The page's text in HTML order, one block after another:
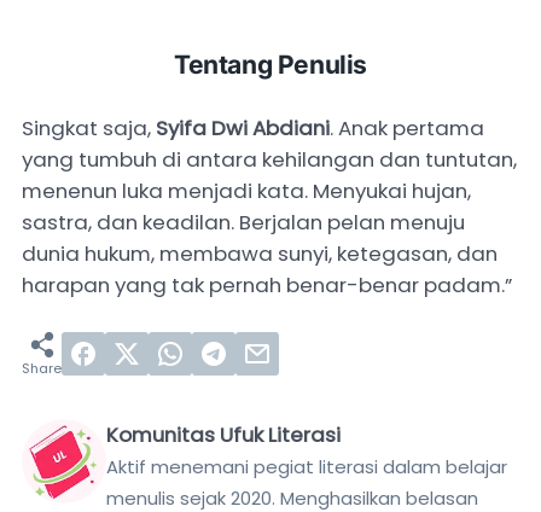
Tentang Penulis
Singkat saja, Syifa Dwi Abdiani. Anak pertama
yang tumbuh di antara kehilangan dan tuntutan,
menenun luka menjadi kata. Menyukai hujan,
sastra, dan keadilan. Berjalan pelan menuju
dunia hukum, membawa sunyi, ketegasan, dan
harapan yang tak pernah benar-benar padam.”
Komunitas Ufuk Literasi
Aktif menemani pegiat literasi dalam belajar
menulis sejak 2020. Menghasilkan belasan